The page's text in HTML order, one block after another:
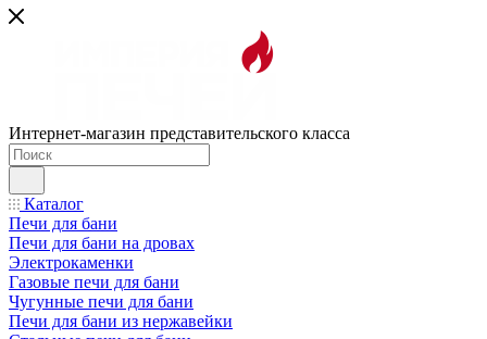
Интернет-магазин представительского класса
Каталог
Печи для бани
Печи для бани на дровах
Электрокаменки
Газовые печи для бани
Чугунные печи для бани
Печи для бани из нержавейки